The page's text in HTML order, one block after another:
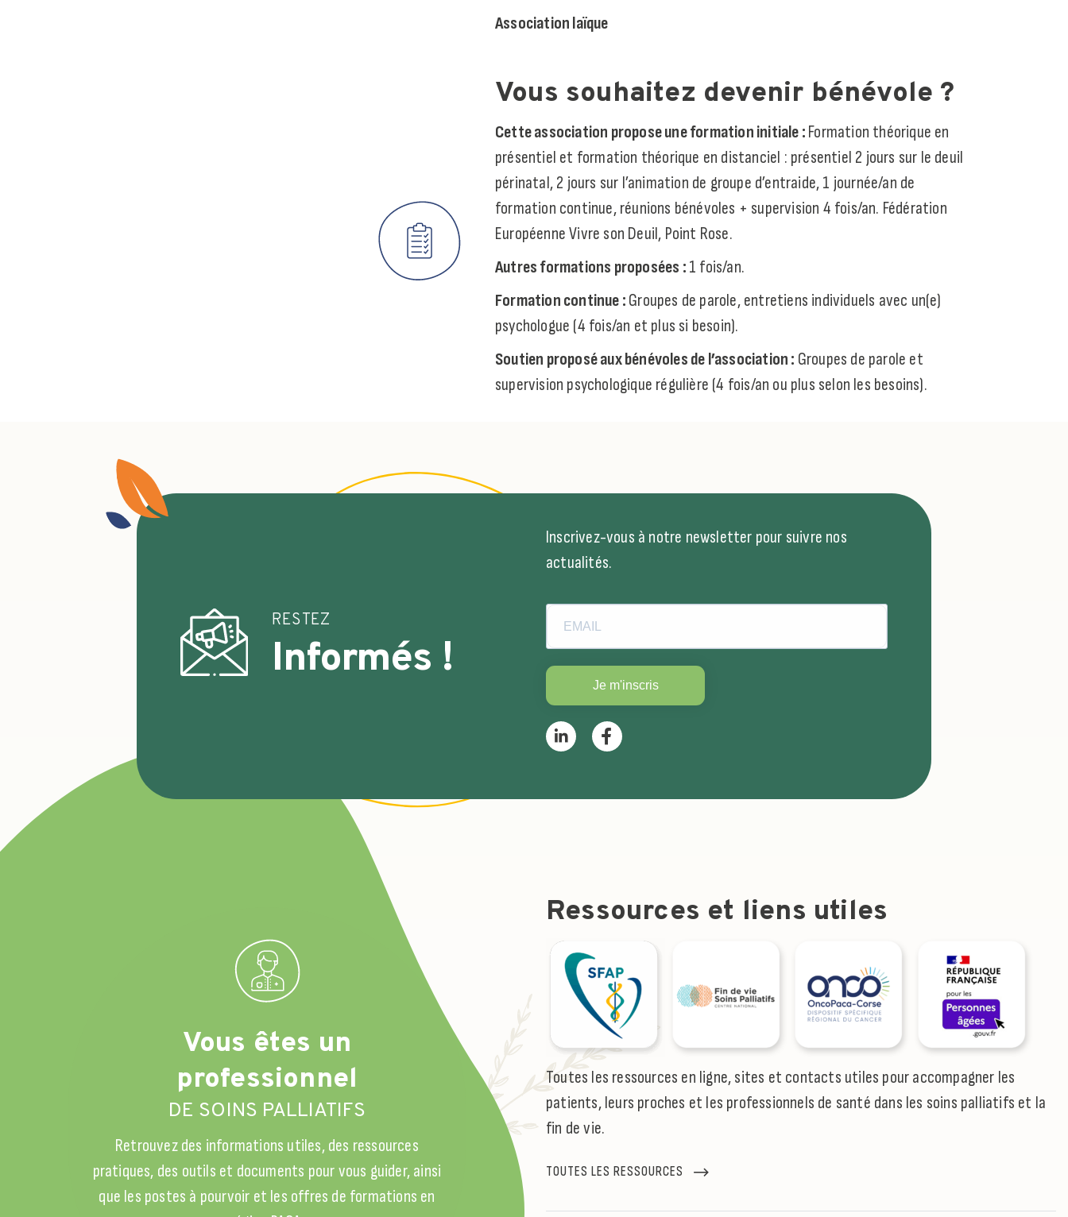
Association laïque
Vous souhaitez devenir bénévole ?
Cette association propose une formation initiale :Formation théorique en
présentiel et formation théorique en distanciel : présentiel 2 jours sur le deuil
périnatal, 2 jours sur l’animation de groupe d’entraide, 1 journée/an de
formation continue, réunions bénévoles + supervision 4 fois/an. Fédération
Européenne Vivre son Deuil, Point Rose.
Autres formations proposées :1 fois/an.
Formation continue :Groupes de parole, entretiens individuels avec un(e)
psychologue (4 fois/an et plus si besoin).
Soutien proposé aux bénévoles de l’association : Groupes de parole et
supervision psychologique régulière (4 fois/an ou plus selon les besoins).
RESTEZ
Informés !
Inscrivez-vous à notre newsletter pour suivre nos
actualités.
Je m'inscris
Vous êtes un
professionnel
DE SOINS PALLIATIFS
Retrouvez des informations utiles, des ressources
pratiques, des outils et documents pour vous guider, ainsi
que les postes à pourvoir et les offres de formations en
Ressources et liens utiles
Toutes les ressources en ligne, sites et contacts utiles pour accompagner les
patients, leurs proches et les professionnels de santé dans les soins palliatifs et la
fin de vie.
TOUTES LES RESSOURCES